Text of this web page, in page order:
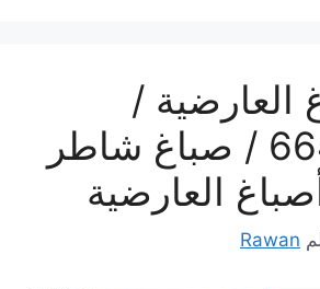
العارضية /
66405052 / صباغ شاطر
العارضية
Rawan